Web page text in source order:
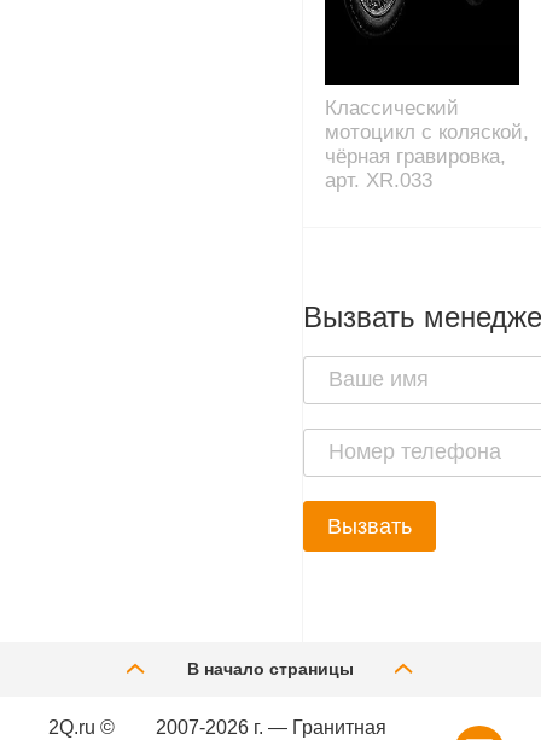
Классический
мотоцикл с коляской,
чёрная гравировка,
арт. XR.033
Вызвать
Вызвать
В начало страницы
2Q.ru © 2007-2026 г. — Гранитная